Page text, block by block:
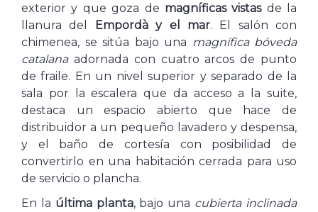
exterior y que goza de magníficas vistasde la
llanura del
Empordà y el mar. El salón con
chimenea, se sitúa bajo una magnífica bóveda
catalanaadornada con cuatro arcos de punto
de fraile. En un nivel superior y separado de la
sala por la escalera que da acceso a la suite,
destaca un espacio abierto que hace de
distribuidor a un pequeño lavadero y despensa,
y el baño de cortesía con posibilidad de
convertirlo en una habitación cerrada para uso
de servicio o plancha.
En la última planta, bajo una cubierta inclinada